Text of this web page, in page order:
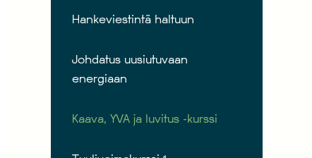
Hankeviestintä haltuun
Johdatus uusiutuvaan
energiaan
Kaava, YVA ja luvitus -kurssi